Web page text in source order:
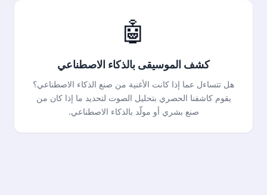
🤖
كشف الموسيقى بالذكاء الاصطناعي
هل تتساءل عما إذا كانت الأغنية من صنع الذكاء الاصطناعي؟
يقوم كاشفنا الحصري بتحليل الصوت لتحديد ما إذا كان من
صنع بشري أو مولّد بالذكاء الاصطناعي.